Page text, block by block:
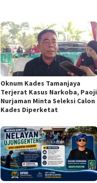
Oknum Kades Tamanjaya
Terjerat Kasus Narkoba, Paoji
Nurjaman Minta Seleksi Calon
Kades Diperketat